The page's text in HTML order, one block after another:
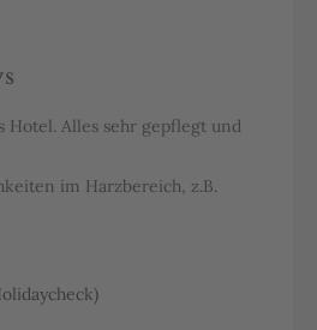
Hotel. Alles sehr gepflegt und
im Harzbereich, z.B.